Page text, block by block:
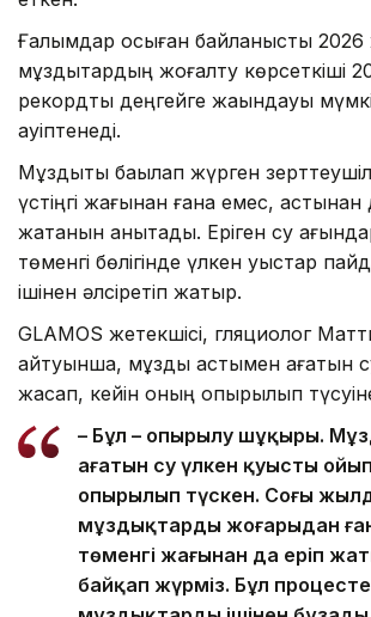
Ғалымдар осыған байланысты
мұздықтардың жоғалту көрсеткіші
рекордтық деңгейге жақындауы
қауіптенеді.
Мұздықты бақылап жүрген
үстіңгі жағынан ғана емес, астынан
жатқанын анықтады. Еріген су
төменгі бөлігінде үлкен қуыстар
ішінен әлсіретіп жатыр.
GLAMOS жетекшісі, гляциолог
айтуынша, мұздық астымен ағатын
жасап, кейін оның опырылып
– Бұл – опырылу шұңқыры.
ағатын су үлкен қуысты
опырылып түскен. Соңғы
мұздықтардың жоғарыдан
төменгі жағынан да еріп
байқап жүрміз. Бұл